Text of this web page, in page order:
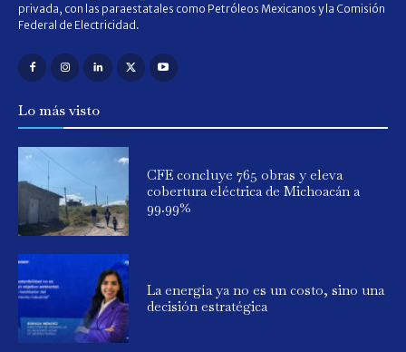
privada, con las paraestatales como Petróleos Mexicanos y la Comisión
Federal de Electricidad.
Lo más visto
CFE concluye 765 obras y eleva
cobertura eléctrica de Michoacán a
99.99%
La energía ya no es un costo, sino una
decisión estratégica